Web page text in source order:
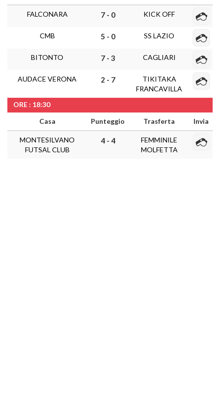
FALCONARA 7 - 0 KICK OFF
CMB 5 - 0 SS LAZIO
BITONTO 7 - 3 CAGLIARI
AUDACE VERONA 2 - 7
TIKITAKA
FRANCAVILLA
ORE : 18:30
Casa
Punteggio Trasferta Invia
MONTESILVANO
FUTSAL CLUB
4 - 4
FEMMINILE
MOLFETTA